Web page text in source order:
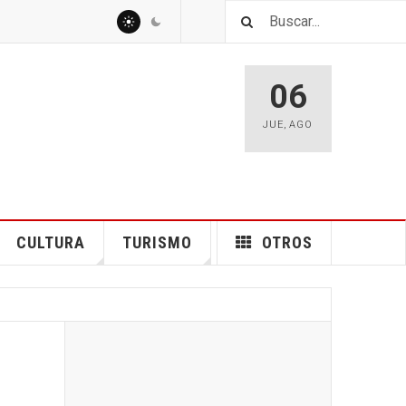
06
JUE,AGO
CULTURA TURISMO OTROS